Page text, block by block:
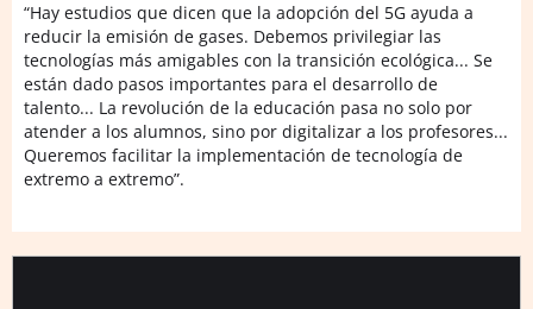
“Hay estudios que dicen que la adopción del 5G ayuda a
reducir la emisión de gases. Debemos privilegiar las
tecnologías más amigables con la transición ecológica... Se
están dado pasos importantes para el desarrollo de
talento... La revolución de la educación pasa no solo por
atender a los alumnos, sino por digitalizar a los profesores...
Queremos facilitar la implementación de tecnología de
extremo a extremo”.